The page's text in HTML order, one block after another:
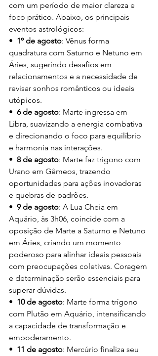
com um período de maior clareza e
foco prático. Abaixo, os principais
eventos astrológicos:
• 1º de agosto: Vênus forma
quadratura com Saturno e Netuno em
Áries, sugerindo desafios em
relacionamentos e a necessidade de
revisar sonhos românticos ou ideais
utópicos.
• 6 de agosto: Marte ingressa em
Libra, suavizando a energia combativa
e direcionando o foco para equilíbrio
e harmonia nas interações.
• 8 de agosto: Marte faz trígono com
Urano em Gêmeos, trazendo
oportunidades para ações inovadoras
e quebras de padrões.
• 9 de agosto: A Lua Cheia em
Aquário, às 3h06, coincide com a
oposição de Marte a Saturno e Netuno
em Áries, criando um momento
poderoso para alinhar ideais pessoais
com preocupações coletivas. Coragem
e determinação serão essenciais para
superar dúvidas.
• 10 de agosto: Marte forma trígono
com Plutão em Aquário, intensificando
a capacidade de transformação e
empoderamento.
• 11 de agosto: Mercúrio finaliza seu